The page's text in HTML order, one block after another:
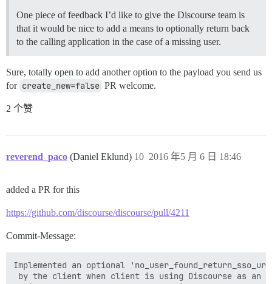
One piece of feedback I’d like to give the Discourse team is
that it would be nice to add a means to optionally return back
to the calling application in the case of a missing user.
Sure, totally open to add another option to the payload you send us
for create_new=false PR welcome.
2 个赞
reverend_paco (Daniel Eklund) 2016 年5 月 6 日 18:46
10
added a PR for this
https://github.com/discourse/discourse/pull/4211
Commit-Message:
Implemented an optional
by the client when client is using Discourse as an